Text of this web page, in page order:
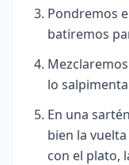
Pondremos
batiremos
lo
En una
bien la
con el plato,